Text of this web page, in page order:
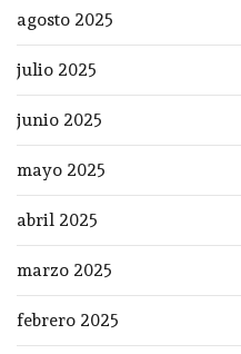
agosto 2025
julio 2025
junio 2025
mayo 2025
abril 2025
marzo 2025
febrero 2025